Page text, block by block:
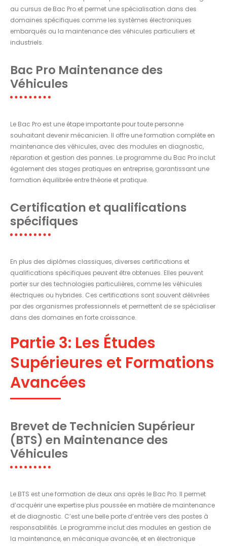
au cursus de Bac Pro et permet une spécialisation dans des
domaines spécifiques comme les systèmes électroniques
embarqués ou la maintenance des véhicules particuliers et
industriels.
Bac Pro Maintenance des
Véhicules
Le Bac Pro est une étape importante pour toute personne
souhaitant devenir mécanicien. Il offre une formation complète en
maintenance des véhicules, avec des modules en diagnostic,
réparation et gestion des pannes. Le programme du Bac Pro inclut
également des stages pratiques en entreprise, garantissant une
formation équilibrée entre théorie et pratique.
Certification et qualifications
spécifiques
En plus des diplômes classiques, diverses certifications et
qualifications spécifiques peuvent être obtenues. Elles peuvent
porter sur des technologies particulières, comme les véhicules
électriques ou hybrides. Ces certifications sont souvent délivrées
par des organismes professionnels et permettent de se spécialiser
dans des domaines en forte croissance.
Partie 3: Les Études
Supérieures et Formations
Avancées
Brevet de Technicien Supérieur
(BTS) en Maintenance des
Véhicules
Le BTS est une formation de deux ans après le Bac Pro. Il permet
d’acquérir une expertise plus poussée en matière de maintenance
et de diagnostic. C’est une belle porte d’entrée vers des postes à
responsabilités. Le programme inclut des modules en gestion de
la maintenance, en mécanique avancée, et en électronique